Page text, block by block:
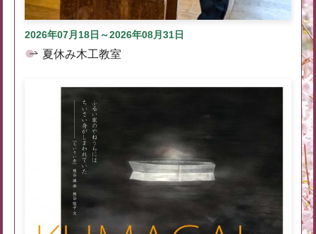
2026年07月18日～2026年08月31日
夏休み木工教室